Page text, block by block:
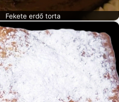
Fekete erdő torta